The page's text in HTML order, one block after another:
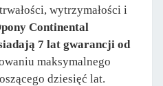
wytrzymałości i
Continental
7 lat gwarancji od
maksymalnego
dziesięć lat.